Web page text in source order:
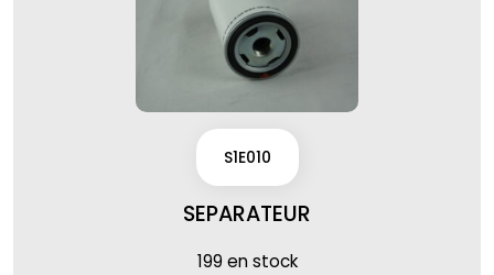
S1E010
SEPARATEUR
199 en stock